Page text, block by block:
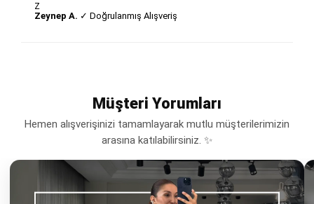
Z
Zeynep A. ✓ Doğrulanmış Alışveriş
Müşteri Yorumları
Hemen alışverişinizi tamamlayarak mutlu müşterilerimizin
arasına katılabilirsiniz. ✨